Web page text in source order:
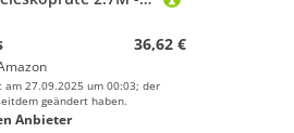
36,62 €
27.09.2025 um 00:03; der
geändert haben.
Anbieter